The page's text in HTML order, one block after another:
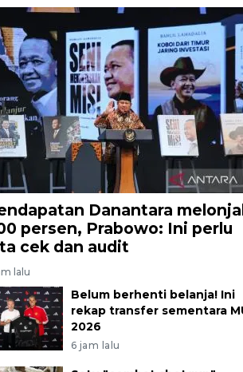
Danantara
persen, Prabowo: Ini perlu
cek dan audit
lalu
Belum berhenti belanja! Ini
rekap transfer sementara
2026
6 jam lalu